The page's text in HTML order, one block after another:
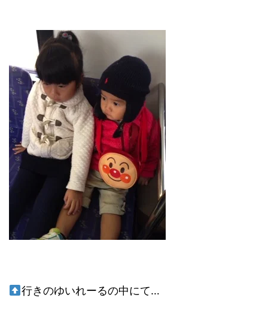
行きのゆいれーるの中にて…